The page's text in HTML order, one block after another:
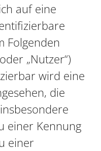
auf eine
Folgenden
„Nutzer“)
wird eine
die
einer Kennung
einer